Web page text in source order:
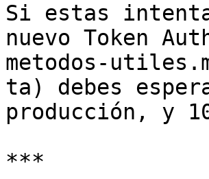
Si estas
nuevo Token
metodos-
ta) debes
producción, y
***